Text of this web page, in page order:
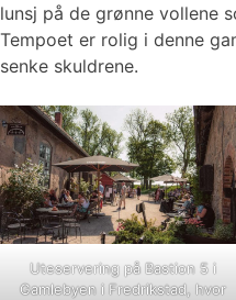
lunsj på de grønne vollene
Tempoet er rolig i denne
senke skuldrene.
Uteservering på Bastion 5 i
Gamlebyen i Fredrikstad, hvor